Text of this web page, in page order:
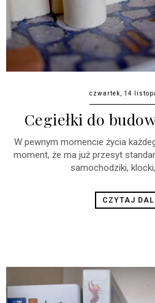
czwartek, 14
Cegiełki do
W pewnym momencie życia
moment, że ma już przesyt
samochodziki,
CZYTAJ